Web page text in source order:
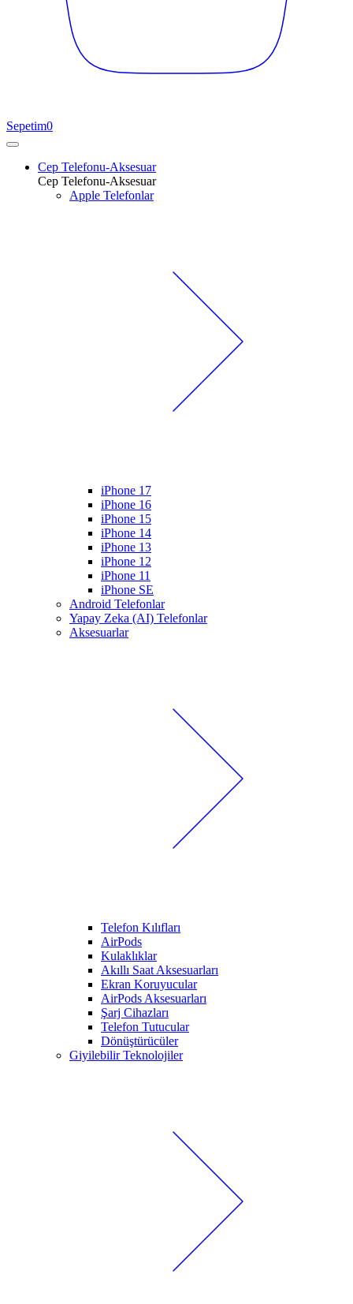
Sepetim0
Cep Telefonu-Aksesuar
Cep Telefonu-Aksesuar
Apple Telefonlar
iPhone 17
iPhone 16
iPhone 15
iPhone 14
iPhone 13
iPhone 12
iPhone 11
iPhone SE
Android Telefonlar
Yapay Zeka (AI) Telefonlar
Aksesuarlar
Telefon Kılıfları
AirPods
Kulaklıklar
Akıllı Saat Aksesuarları
Ekran Koruyucular
AirPods Aksesuarları
Şarj Cihazları
Telefon Tutucular
Dönüştürücüler
Giyilebilir Teknolojiler